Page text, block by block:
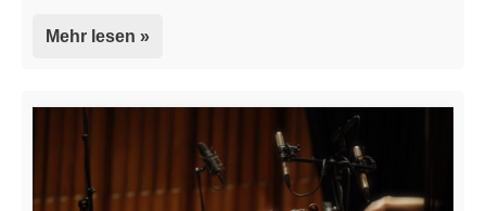
Mehr lesen »